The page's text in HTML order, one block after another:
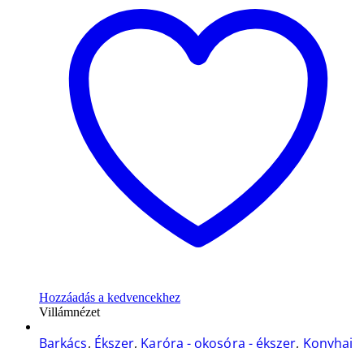
Hozzáadás a kedvencekhez
Villámnézet
Barkács, Ékszer, Karóra - okosóra - ékszer, Konyhai